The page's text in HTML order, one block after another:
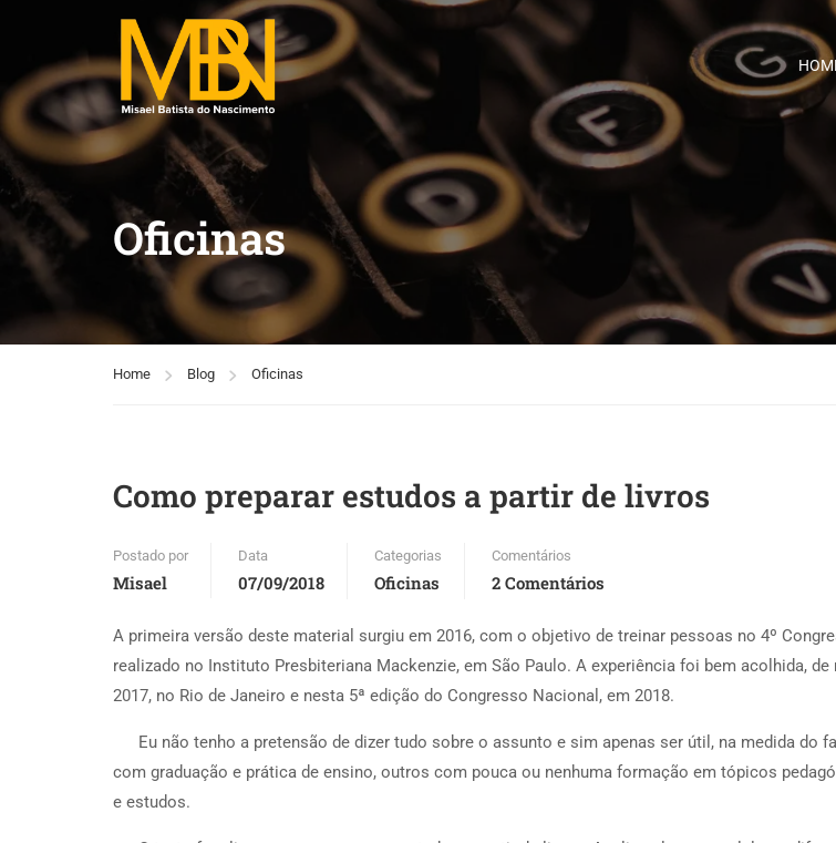
Oficinas
Home Blog Oficinas
Como preparar estudos a partir de livros
Postado por
Misael
Data
07/09/2018
Categorias
Oficinas
Comentários
2 Comentários
A primeira versão deste material surgiu em 2016, com o objetivo de treinar pessoas no 4º
realizado no Instituto Presbiteriana Mackenzie, em São Paulo. A experiência foi bem acolhida,
2017, no Rio de Janeiro e nesta 5ª edição do Congresso Nacional, em 2018.
Eu não tenho a pretensão de dizer tudo sobre o assunto e sim apenas ser útil, na medida do
com graduação e prática de ensino, outros com pouca ou nenhuma formação em tópicos
e estudos.